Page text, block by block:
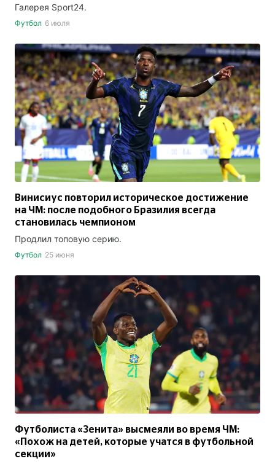
Галерея Sport24.
Футбол 6 июля
Винисиус повторил историческое достижение
на ЧМ: после подобного Бразилия всегда
становилась чемпионом
Продлил топовую серию.
Футбол 25 июня
Футболиста «Зенита» высмеяли во время ЧМ:
«Похож на детей, которые учатся в футбольной
секции»